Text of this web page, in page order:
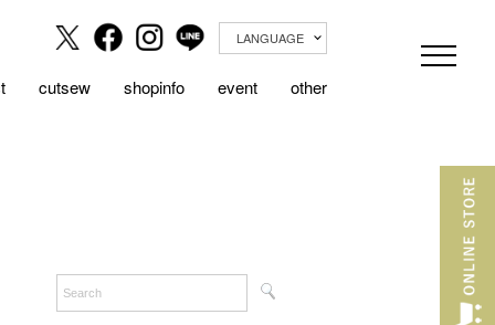
LANGUAGE
cutsew shopinfo event other